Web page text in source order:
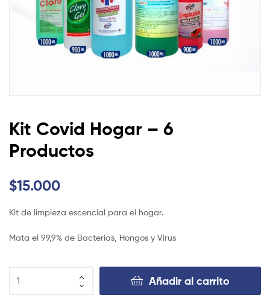
Kit Covid Hogar – 6
Productos
$15.000
Kit de limpieza escencial para el hogar.
Mata el 99,9% de Bacterias, Hongos y Virus
Añadir al carrito